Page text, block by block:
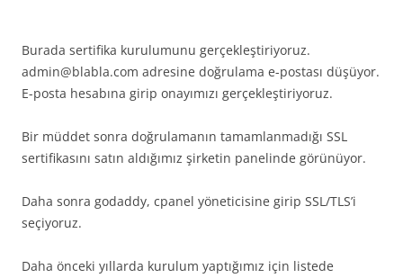
Burada sertifika kurulumunu gerçekleştiriyoruz.
admin@blabla.com adresine doğrulama e-postası düşüyor.
E-posta hesabına girip onayımızı gerçekleştiriyoruz.
Bir müddet sonra doğrulamanın tamamlanmadığı SSL
sertifikasını satın aldığımız şirketin panelinde görünüyor.
Daha sonra godaddy, cpanel yöneticisine girip SSL/TLS’i
seçiyoruz.
Daha önceki yıllarda kurulum yaptığımız için listede